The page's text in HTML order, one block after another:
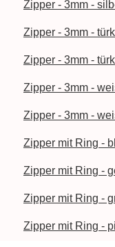
Zipper - 3mm -
Zipper - 3mm -
Zipper - 3mm -
Zipper - 3mm -
Zipper - 3mm -
Zipper mit Ring -
Zipper mit Ring -
Zipper mit Ring -
Zipper mit Ring -